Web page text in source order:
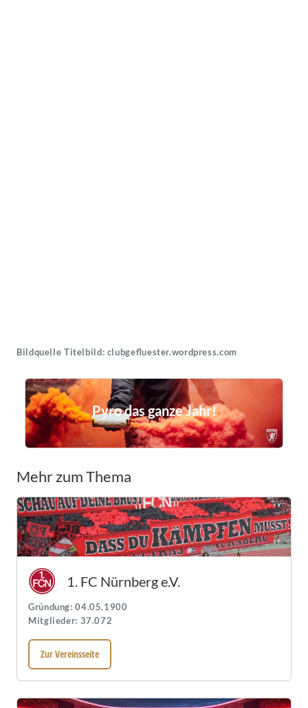
Bildquelle Titelbild: clubgefluester.wordpress.com
Pyro das ganze Jahr!
Mehr zum Thema
1. FC Nürnberg e.V.
Gründung: 04.05.1900
Mitglieder: 37.072
Zur Vereinsseite